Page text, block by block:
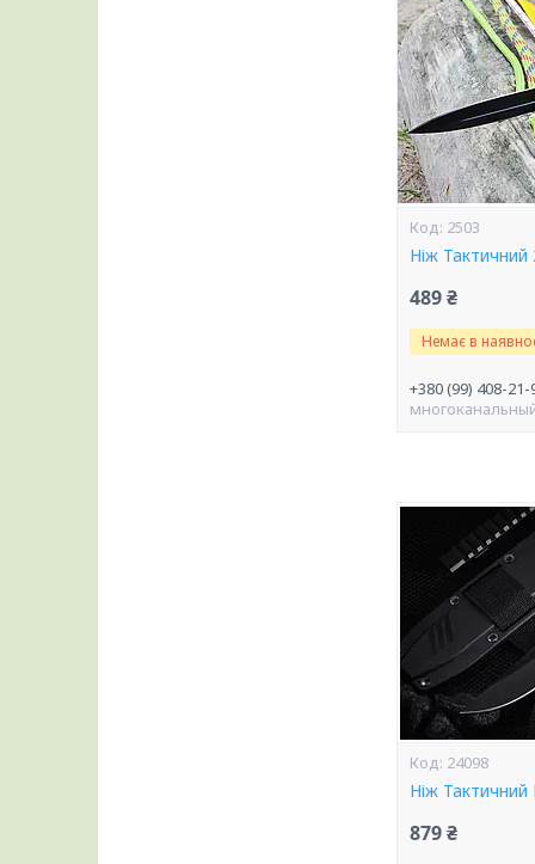
2503
Ніж
489 ₴
Немає в
+380 (99) 408-21-
24098
Ніж
879 ₴